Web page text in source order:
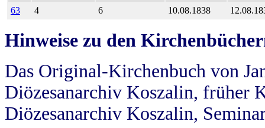
63
4 6 10.08.1838
Hinweise zu den
Das Original-Kirchenbuch von
Diözesanarchiv Koszalin, früher
Diözesanarchiv Koszalin,